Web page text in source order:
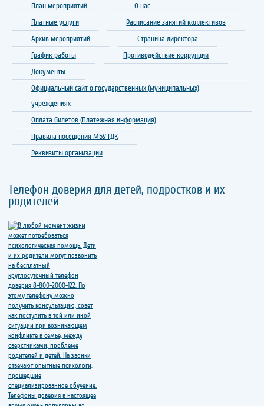
План мероприятий
О нас
Платные услуги
Расписание занятий коллективов
Архив мероприятий
Страница директора
График работы
Противодействие коррупции
Документы
Официальный сайт о государственных (муниципальных)
учреждениях
Оплата билетов (Платежная информация)
Правила посещения МБУ ГДК
Реквизиты организации
Телефон доверия для детей, подростков и их
родителей